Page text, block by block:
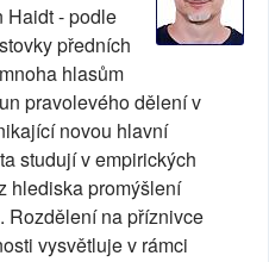
Haidt - podle
předních
hlasům
pravolevého dělení v
novou hlavní
studují v empirických
hlediska promýšlení
. Rozdělení na příznivce
vysvětluje v rámci